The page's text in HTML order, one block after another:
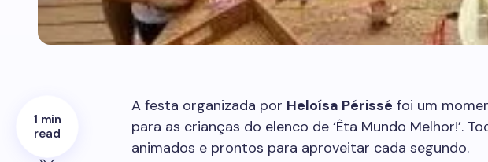
1 min
read
A festa organizada por Heloísa Périssé foi um
para as crianças do elenco de ‘Êta Mundo Melhor!’.
animados e prontos para aproveitar cada segundo.